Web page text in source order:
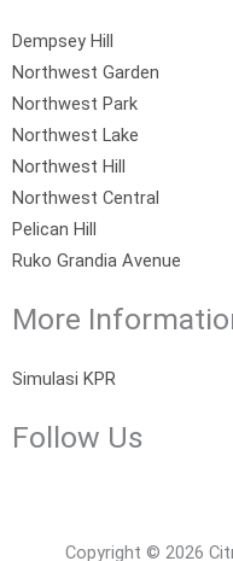
Dempsey Hill
Northwest Garden
Northwest Park
Northwest Lake
Northwest Hill
Northwest Central
Pelican Hill
Ruko Grandia Avenue
More
Simulasi KPR
Follow Us
Copyright © 2026